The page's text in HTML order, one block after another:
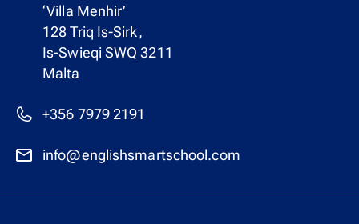
‘Villa Menhir’
128 Triq Is-Sirk,
Is-Swieqi SWQ 3211
Malta
+356 7979 2191
info@englishsmartschool.com